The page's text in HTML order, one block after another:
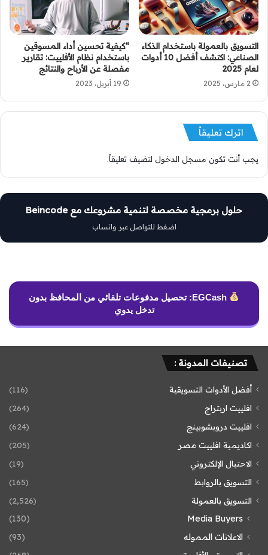
التسويق بالعمولة باستخدام الذكاء
الصناعي: اكتشف أفضل 10 أدوات
لعام 2025
2 مارس، 2025
“كيفية تحسين أداء المسوقين
باستخدام نظام الأفلييت: تقارير
مفصلة عن الأرباح والنتائج
19 أبريل، 2023
اترك تعليقاً
يجب أنت تكون مسجل الدخول لتضيف تعليقاً.
حلول برمجية مخصصة لتنمية مشروعك مع Beincode
اضغط للتواصل عبر واتساب
EGCash: تحصيل مدفوعات تلقائي من المحافظ بدون
تدخل يدوي
تصنيفات المدونة :
أفضل الأدوات التسويقية
(116)
افلييت اربتراج
(264)
افلييت دروبشوبينج
(624)
اكاديمية افلييت مصر
(205)
الاحتيال الإلكتروني
(19)
التسويق بالروابط
(165)
التسويق بالعمولة
(2٬526)
Media Buyers
(130)
الاعلانات المموله
(93)